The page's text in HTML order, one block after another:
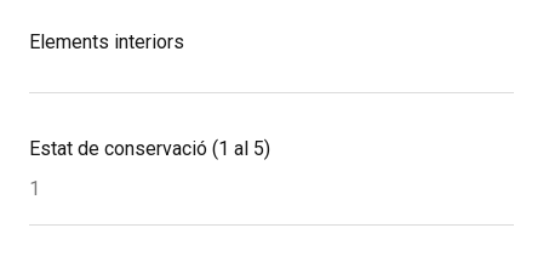
Elements interiors
Estat de conservació (1 al 5)
1